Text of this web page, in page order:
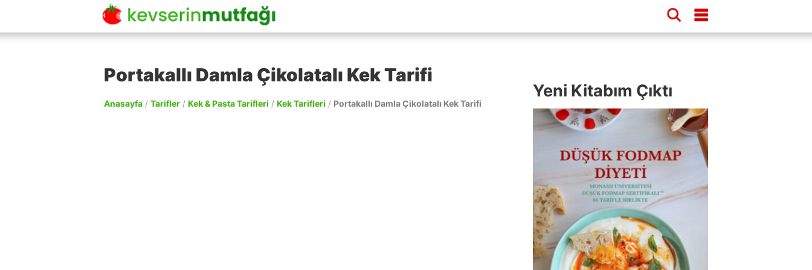
Portakallı Damla Çikolatalı Kek Tarifi
Anasayfa / Tarifler / Kek & Pasta Tarifleri / Kek Tarifleri / Portakallı Damla Çikolatalı Kek Tarifi
Yeni Kitabım Çıktı